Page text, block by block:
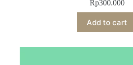
Rp300.000
Add to cart